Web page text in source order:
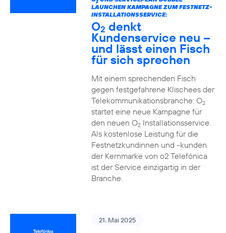
2
LAUNCHEN KAMPAGNE ZUM FESTNETZ-
INSTALLATIONSSERVICE:
O2 denkt
Kundenservice neu –
und lässt einen Fisch
für sich sprechen
Mit einem sprechenden Fisch
gegen festgefahrene Klischees der
Telekommunikationsbranche: O2
startet eine neue Kampagne für
den neuen O2Installationsservice.
Als kostenlose Leistung für die
Festnetzkundinnen und -kunden
der Kernmarke von o2 Telefónica
ist der Service einzigartig in der
Branche.
21. Mai 2025